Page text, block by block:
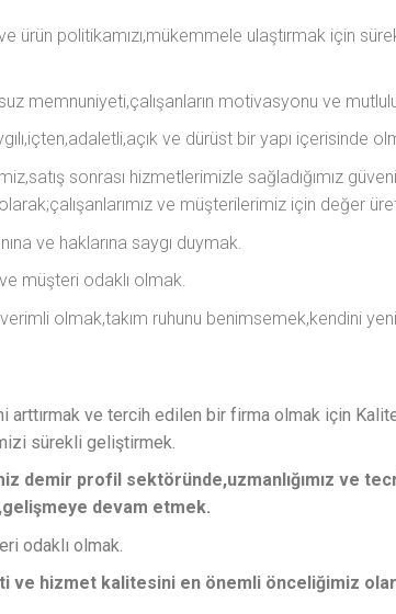
ürün politikamızı,mükemmele ulaştırmak için
memnuniyeti,çalışanların motivasyonu ve
ve dürüst bir yapı içerisinde
sonrası hizmetlerimizle sağladığımız
ve müşterilerimiz için değer
ve haklarına saygı duymak.
ve müşteri odaklı olmak.
olmak,takım ruhunu benimsemek,kendini
arttırmak ve tercih edilen bir firma olmak için Kalite
sürekli geliştirmek.
demir profil sektöründe,uzmanlığımız ve
devam etmek.
odaklı olmak.
ve hizmet kalitesini en önemli önceliğimiz